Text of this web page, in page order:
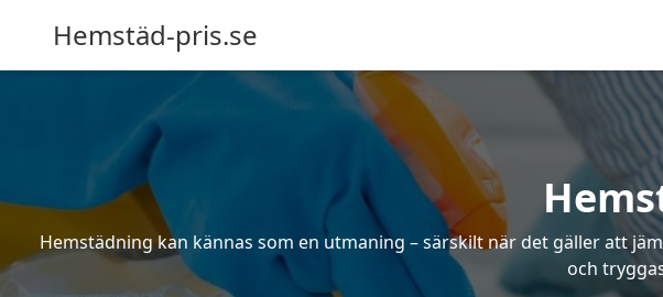
Hemstäd-pris.se
Hemstädning kan kännas som en utmaning – särskilt när det gäller att
och